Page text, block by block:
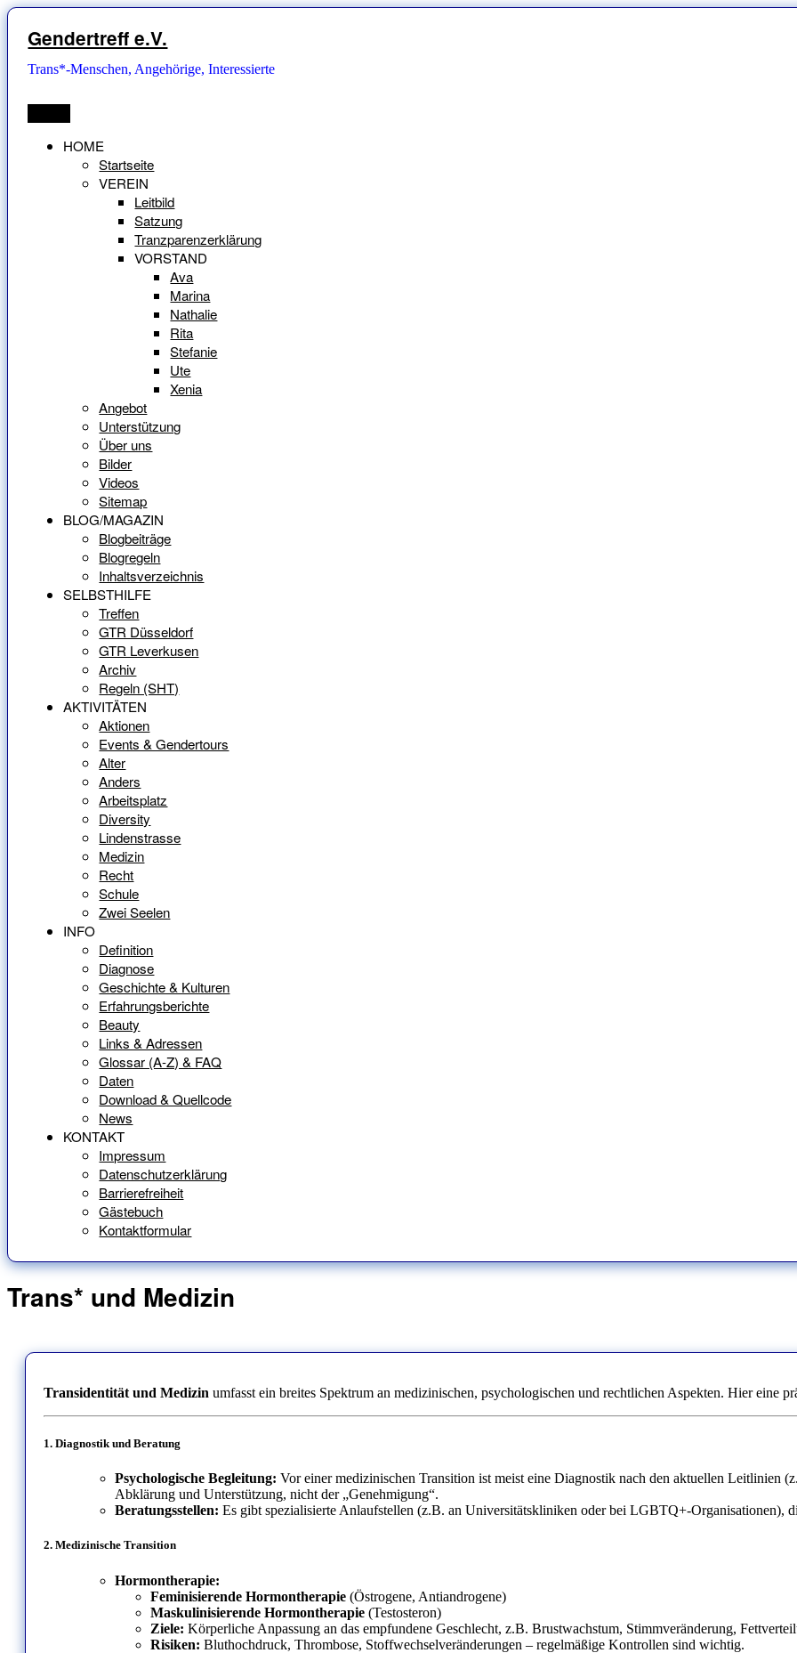
Zum
Inhalt
springen
Gendertreff e.V.
Trans*-Menschen, Angehörige, Interessierte
HOME
Startseite
VEREIN
Leitbild
Satzung
Tranzparenzerklärung
VORSTAND
Ava
Marina
Nathalie
Rita
Stefanie
Ute
Xenia
Angebot
Unterstützung
Über uns
Bilder
Videos
Sitemap
BLOG/MAGAZIN
Blogbeiträge
Blogregeln
Inhaltsverzeichnis
SELBSTHILFE
Treffen
GTR Düsseldorf
GTR Leverkusen
Archiv
Regeln (SHT)
AKTIVITÄTEN
Aktionen
Events & Gendertours
Alter
Anders
Arbeitsplatz
Diversity
Lindenstrasse
Medizin
Recht
Schule
Zwei Seelen
INFO
Definition
Diagnose
Geschichte & Kulturen
Erfahrungsberichte
Beauty
Links & Adressen
Glossar (A-Z) & FAQ
Daten
Download & Quellcode
News
KONTAKT
Impressum
Datenschutzerklärung
Barrierefreiheit
Gästebuch
Kontaktformular
Trans* und Medizin
Transidentität und Medizin umfasst ein breites Spektrum an medizinischen, psychologischen und rechtlichen Aspekten. Hier eine
1. Diagnostik und Beratung
Psychologische Begleitung: Vor einer medizinischen Transition ist meist eine Diagnostik nach den aktuellen Leitlinien
Abklärung und Unterstützung, nicht der „Genehmigung“.
Beratungsstellen: Es gibt spezialisierte Anlaufstellen (z.B. an Universitätskliniken oder bei LGBTQ+-Organisationen),
2. Medizinische Transition
Hormontherapie:
Feminisierende Hormontherapie (Östrogene, Antiandrogene)
Maskulinisierende Hormontherapie (Testosteron)
Ziele: Körperliche Anpassung an das empfundene Geschlecht, z.B. Brustwachstum, Stimmveränderung,
Risiken: Bluthochdruck, Thrombose, Stoffwechselveränderungen – regelmäßige Kontrollen sind wichtig.